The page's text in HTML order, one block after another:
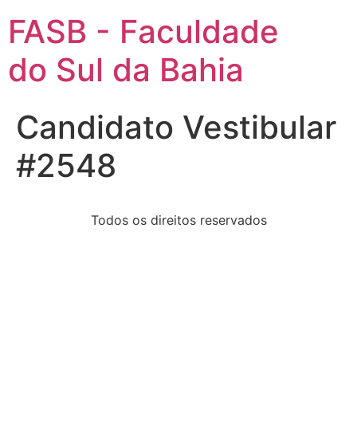
FASB - Faculdade
do Sul da Bahia
Candidato Vestibular
#2548
Todos os direitos reservados